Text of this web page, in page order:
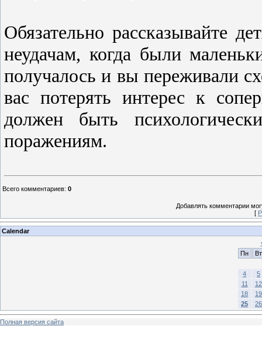
Обязательно рассказывайте
неудачам, когда были
получалось и вы переживали
вас потерять интерес к
должен быть
поражениям.
Всего комментариев: 0
Добавлять комментарии
[
Calendar
Пн
Вт
4
5
11
12
18
19
25
26
Полная версия сайта